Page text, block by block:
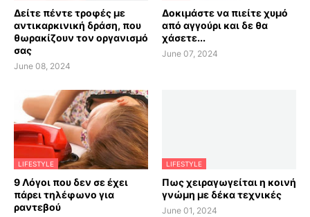
Δείτε πέντε τροφές με
αντικαρκινική δράση, που
θωρακίζουν τον οργανισμό
σας
June 08, 2024
Δοκιμάστε να πιείτε χυμό
από αγγούρι και δε θα
χάσετε...
June 07, 2024
LIFESTYLE
9 Λόγοι που δεν σε έχει
πάρει τηλέφωνο για
ραντεβού
LIFESTYLE
Πως χειραγωγείται η κοινή
γνώμη με δέκα τεχνικές
June 01, 2024